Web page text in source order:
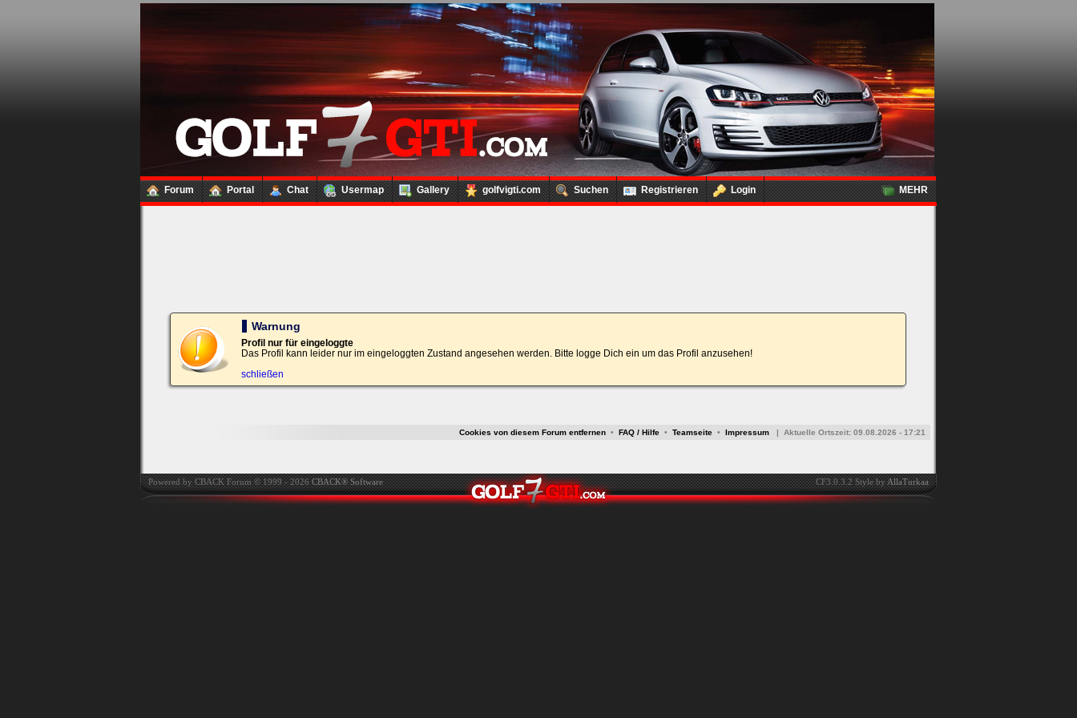
Forum Portal Chat Usermap Gallery golfvigti.com Suchen Registrieren Login MEHR
Loginbox
Trage
bitte
in
die
nachfolgenden
Felder
Deinen
Benutzernamen
und
Kennwort
ein,
um
Bei jedem Besuch
automatisch einloggen.
Warnung
Profil nur für eingeloggte
Das Profil kann leider nur im eingeloggten Zustand angesehen werden. Bitte logge Dich ein um das Profil anzusehen!
schließen
Cookies von diesem Forum entfernen • FAQ / Hilfe • Teamseite • Impressum | Aktuelle Ortszeit: 09.08.2026 - 17:21
Powered by CBACK Forum © 1999 - 2026CBACK® Software CF3.0.3.2 Style byAllaTurkaa